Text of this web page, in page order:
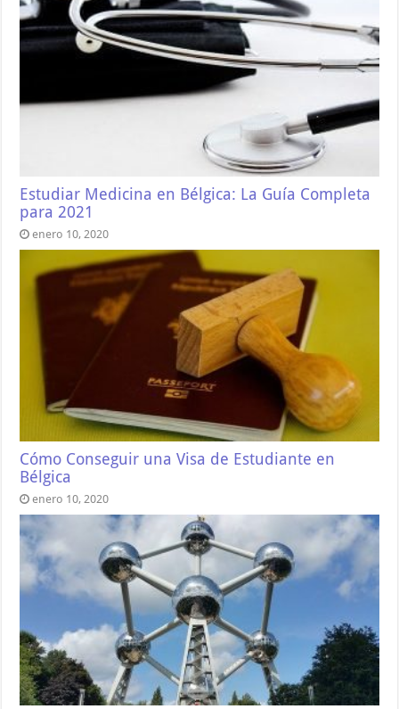
Estudiar Medicina en Bélgica: La Guía Completa
para 2021
enero 10, 2020
Cómo Conseguir una Visa de Estudiante en
Bélgica
enero 10, 2020